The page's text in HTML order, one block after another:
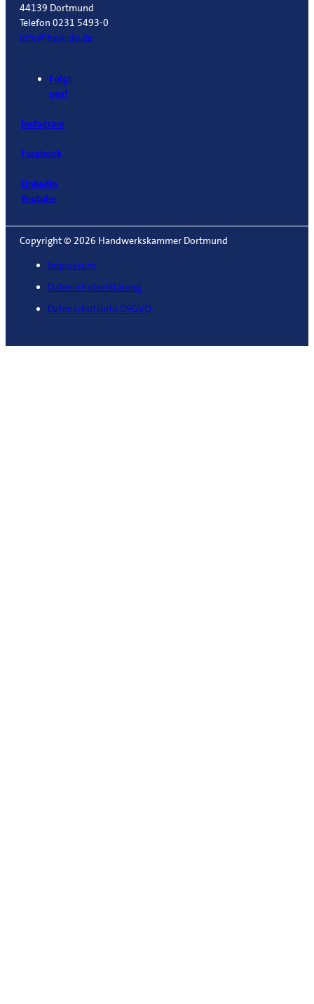
44139 Dortmund
Telefon 0231 5493-0
info@hwk-do.de
Folgt
uns!
Instagram
Facebook
Linkedin
Youtube
Copyright © 2026 Handwerkskammer Dortmund
Impressum
Datenschutzerklärung
Datenschutzinfo DSGVO